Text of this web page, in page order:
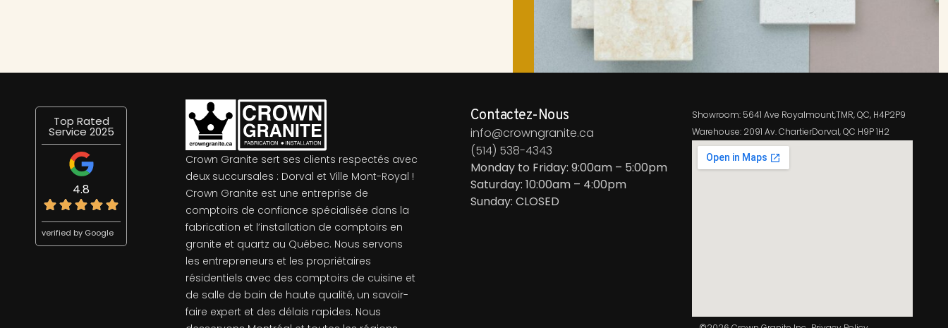
Top Rated
Service 2025
4.8
verified by Google
Crown Granite sert ses clients respectés avec
deux succursales : Dorval et Ville Mont-Royal !
Crown Granite est une entreprise de
comptoirs de confiance spécialisée dans la
fabrication et l’installation de comptoirs en
granite et quartz au Québec. Nous servons
les entrepreneurs et les propriétaires
résidentiels avec des comptoirs de cuisine et
de salle de bain de haute qualité, un savoir-
faire expert et des délais rapides. Nous
Contactez-Nous
info@crowngranite.ca
(514) 538-4343
Monday to Friday: 9:00am – 5:00pm
Saturday: 10:00am – 4:00pm
Sunday: CLOSED
Showroom: 5641 Ave Royalmount,TMR, QC, H4P2P9
Warehouse: 2091 Av. ChartierDorval, QC H9P 1H2